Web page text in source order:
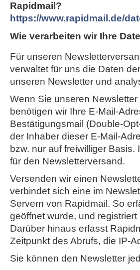
Rapidmail?
https://www.rapidmail.de/
Wie verarbeiten wir Ihre
Für unseren
verwaltet für uns die Daten
unseren Newsletter und
Wenn Sie unseren
benötigen wir Ihre E-Mail-
Bestätigungsmail (Double-
der Inhaber dieser E-Mail-
bzw. nur auf freiwilliger
für den Newsletterversand.
Versenden wir einen
verbindet sich eine im
Servern von Rapidmail. So
geöffnet wurde, und
Darüber hinaus erfasst
Zeitpunkt des Abrufs, die IP-
Sie können den Newsletter